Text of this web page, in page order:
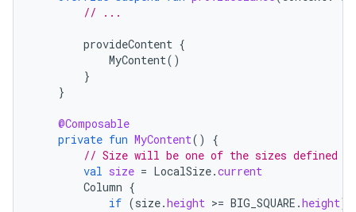
// ...
provideContent {
MyContent()
}
}
@Composable
private fun MyContent()
{
// Size will be one of the sizes defined
val size = LocalSize.current
Column {
if (size.height >= BIG_SQUARE .height)